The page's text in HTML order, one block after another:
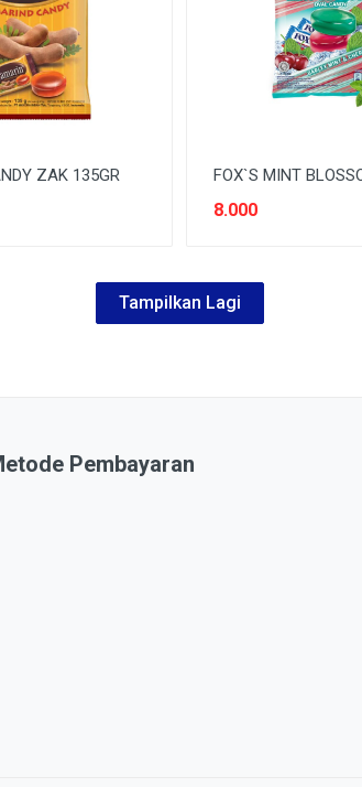
ZAK 135GR FOX`S MINT
8.000
Tampilkan Lagi
Pembayaran